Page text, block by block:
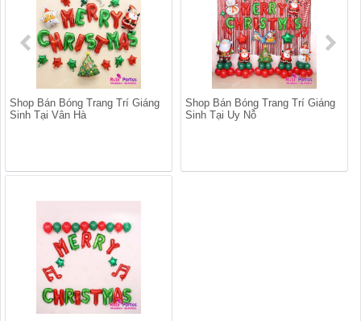
Shop Bán Bóng Trang Trí Giáng
Sinh Tại Vân Hà
Shop Bán Bóng Trang Trí Giáng
Sinh Tại Uy Nỗ